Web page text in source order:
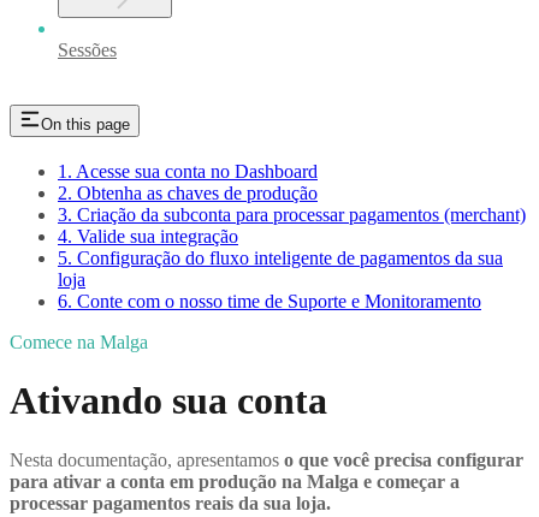
Sessões
On this page
1. Acesse sua conta no Dashboard
2. Obtenha as chaves de produção
3. Criação da subconta para processar pagamentos (merchant)
4. Valide sua integração
5. Configuração do fluxo inteligente de pagamentos da sua
loja
6. Conte com o nosso time de Suporte e Monitoramento
Comece na Malga
Ativando sua conta
Nesta documentação, apresentamos o que você precisa configurar
para ativar a conta em produção na Malga e começar a
processar pagamentos reais da sua loja.